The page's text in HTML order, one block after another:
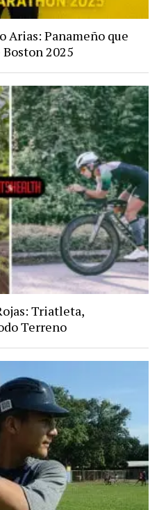
Arias: Panameño que
2025
Triatleta,
Terreno